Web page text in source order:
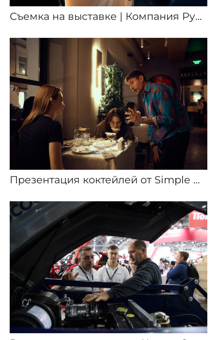
Съемка на выставке | Компания Русфильтр
Презентация коктейлей от Simple Wine